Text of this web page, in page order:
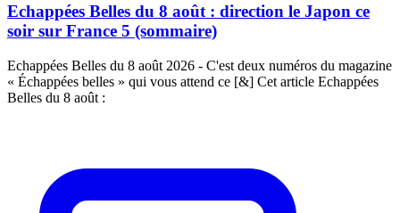
Echappées Belles du 8 août : direction le Japon ce
soir sur France 5 (sommaire)
Echappées Belles du 8 août 2026 - C'est deux numéros du magazine
« Échappées belles » qui vous attend ce [&] Cet article Echappées
Belles du 8 août :